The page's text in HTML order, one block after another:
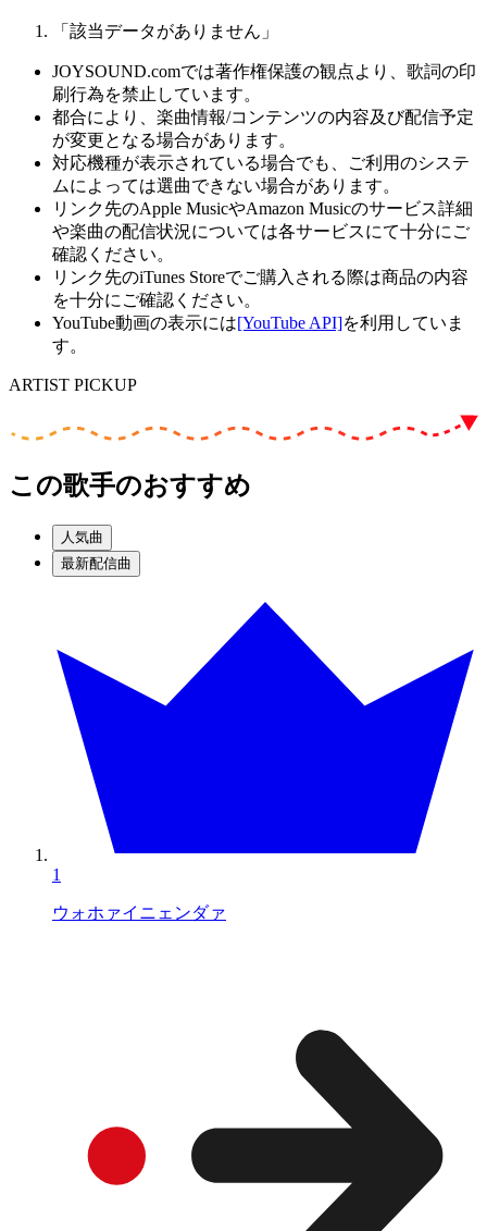
「該当データがありません」
JOYSOUND.comでは著作権保護の観点より、歌詞の印
刷行為を禁止しています。
都合により、楽曲情報/コンテンツの内容及び配信予定
が変更となる場合があります。
対応機種が表示されている場合でも、ご利用のシステ
ムによっては選曲できない場合があります。
リンク先のApple MusicやAmazon Musicのサービス詳細
や楽曲の配信状況については各サービスにて十分にご
確認ください。
リンク先のiTunes Storeでご購入される際は商品の内容
を十分にご確認ください。
YouTube動画の表示には[YouTube API]を利用していま
す。
ARTIST PICKUP
この歌手のおすすめ
人気曲
最新配信曲
1
ウォホァイニェンダァ